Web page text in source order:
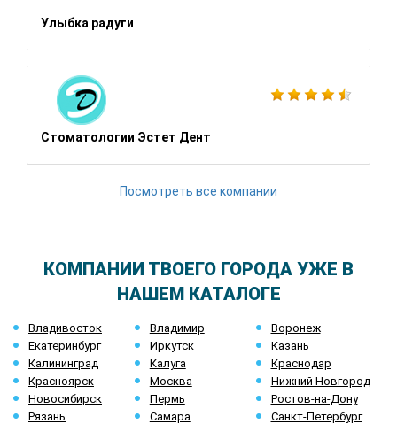
Улыбка радуги
Стоматологии Эстет Дент
Посмотреть все компании
КОМПАНИИ ТВОЕГО ГОРОДА УЖЕ В
НАШЕМ КАТАЛОГЕ
Владивосток Владимир
Воронеж
Екатеринбург
Иркутск
Казань
Калининград
Калуга
Краснодар
Красноярск
Москва
Нижний Новгород
Новосибирск
Пермь
Ростов-на-Дону
Рязань
Самара
Санкт-Петербург